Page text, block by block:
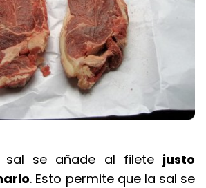
sal se añade al filete justo
. Esto permite que la sal se